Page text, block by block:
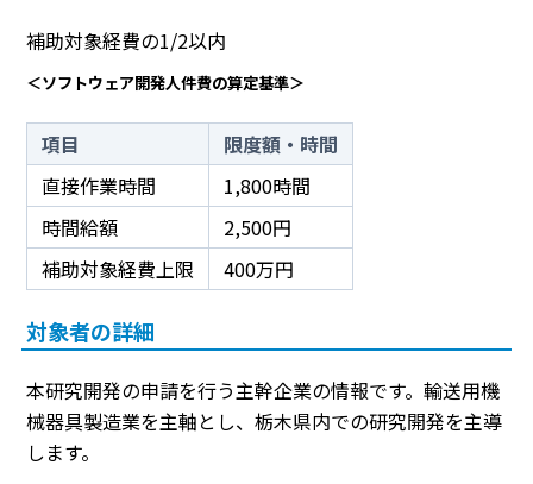
補助対象経費の1/2以内
＜ソフトウェア開発人件費の算定基準＞
項目
限度額・時間
直接作業時間
1,800時間
時間給額
2,500円
補助対象経費上限
400万円
対象者の詳細
本研究開発の申請を行う主幹企業の情報です。輸送用機
械器具製造業を主軸とし、栃木県内での研究開発を主導
します。